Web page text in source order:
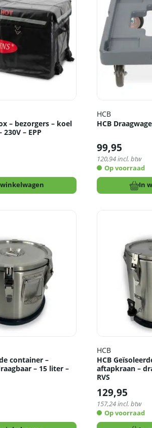
– bezorgers – koel
– EPP
HCB
HCB
99,95
120,94incl. btw
Op voorraad
In
container –
– 15 liter –
HCB
HCB
aftapkraan –
RVS
129,95
157,24incl. btw
Op voorraad